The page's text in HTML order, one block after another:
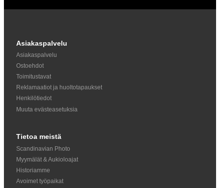
Asiakaspalvelu
Asiakaspalvelu
Ostoehdot
Toimitustavat
Reklamaatiot ja huoltotapaukset
Henkilötiedot
Muuta evästeasetuksia
Tietoa meistä
Scandinavian Photo
Myymälät & Aukioloajat
Historiamme
Avoimet työpaikat